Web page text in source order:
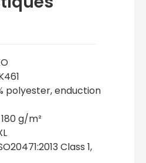
polyester, enduction
180 g/m²
Class 1,